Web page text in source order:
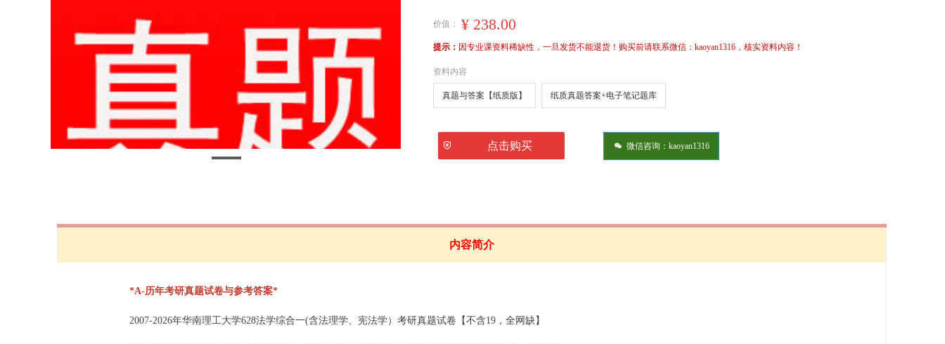
内容简介
*A-历年考研真题试卷与参考答案*
2007-2026年华南理工大学628法学综合一(含法理学、宪法学）考研真题试卷【不含19，全网缺】
价值： ¥ 238.00
ꅅ 点击购买
资料内容
真题与答案【纸质版】 纸质真题答案+电子笔记题库
너 微信咨询：kaoyan1316
提示： 因专业课资料稀缺性，一旦发货不能退货！购买前请联系微信：kaoyan1316，核实资料内容！